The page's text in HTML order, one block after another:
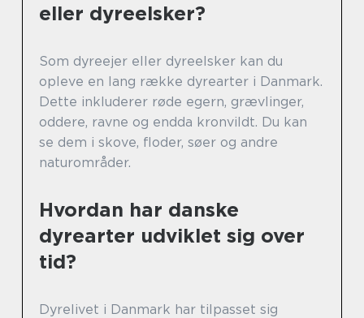
eller dyreelsker?
Som dyreejer eller dyreelsker kan du
opleve en lang række dyrearter i Danmark.
Dette inkluderer røde egern, grævlinger,
oddere, ravne og endda kronvildt. Du kan
se dem i skove, floder, søer og andre
naturområder.
Hvordan har danske
dyrearter udviklet sig over
tid?
Dyrelivet i Danmark har tilpasset sig